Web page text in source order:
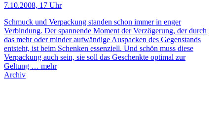
7.10.2008, 17 Uhr
Schmuck und Verpackung standen schon immer in enger
Verbindung. Der spannende Moment der Verzögerung, der durch
das mehr oder minder aufwändige Auspacken des Gegenstands
entsteht, ist beim Schenken essenziell. Und schön muss diese
Verpackung auch sein, sie soll das Geschenkte optimal zur
Geltung … mehr
Archiv